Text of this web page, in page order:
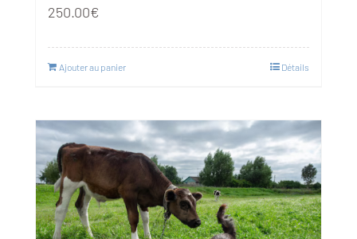
250.00€
Ajouter au panier Détails